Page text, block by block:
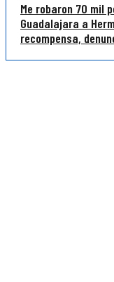
Me robaron 70 mil
Guadalajara a
recompensa,